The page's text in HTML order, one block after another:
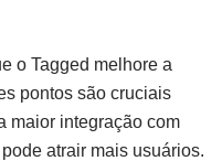
o Tagged melhore a
pontos são cruciais
maior integração com
atrair mais usuários.